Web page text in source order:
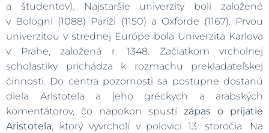
a študentov). Najstaršie univerzity boli založené
v Bologni (1088) Paríži (1150) a Oxforde (1167). Prvou
univerzitou v strednej Európe bola Univerzita Karlova
v Prahe, založená r. 1348. Začiatkom vrcholnej
scholastiky prichádza k rozmachu prekladateľskej
činnosti. Do centra pozornosti sa postupne dostanú
diela Aristotela a jeho gréckych a arabských
komentátorov, čo napokon spustí zápas o prijatie
Aristotela, ktorý vyvrcholí v polovici 13. storočia. Na